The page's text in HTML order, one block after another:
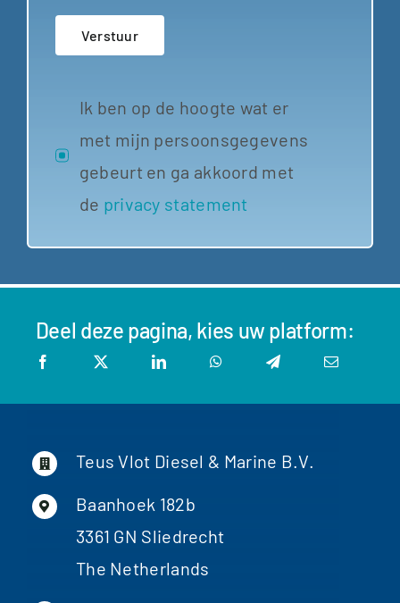
Verstuur
Ik ben op de hoogte wat er
met mijn persoonsgegevens
gebeurt en ga akkoord met
de privacy statement
Deel deze pagina, kies uw platform:
Teus Vlot Diesel & Marine B.V.
Baanhoek 182b
3361 GN Sliedrecht
The Netherlands
Dieseltechniek